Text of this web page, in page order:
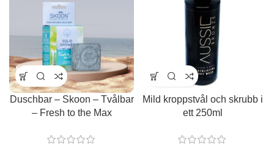
Duschbar – Skoon – Tvålbar
– Fresh to the Max
Mild kroppstvål och skrubb i
ett 250ml